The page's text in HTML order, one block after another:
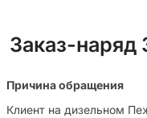
Заказ-
Причина обращения
Клиент на дизельном